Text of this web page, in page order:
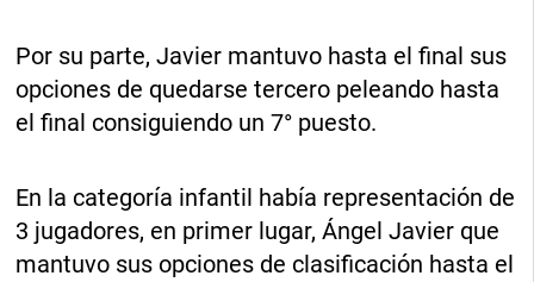
Por su parte, Javier mantuvo hasta el final sus
opciones de quedarse tercero peleando hasta
el final consiguiendo un 7° puesto.
En la categoría infantil había representación de
3 jugadores, en primer lugar, Ángel Javier que
mantuvo sus opciones de clasificación hasta el